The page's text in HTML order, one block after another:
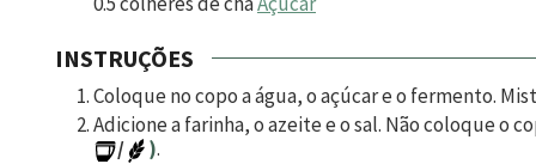
INSTRUÇÕES
Coloque no copo a água, o açúcar e o fermento.
Adicione a farinha, o azeite e o sal. Não coloque o
/
).